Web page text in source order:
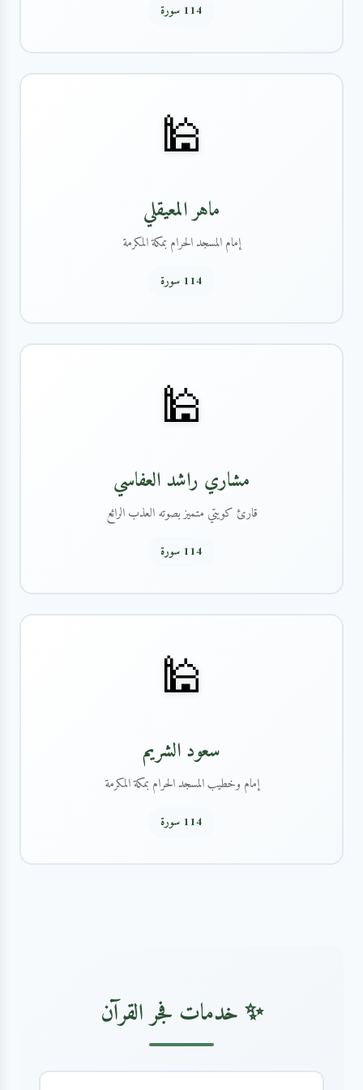
114 سورة
🕌
ماهر المعيقلي
إمام المسجد الحرام بمكة المكرمة
114 سورة
🕌
مشاري راشد العفاسي
قارئ كويتي متميز بصوته العذب الرائع
114 سورة
🕌
سعود الشريم
إمام وخطيب المسجد الحرام بمكة المكرمة
114 سورة
✨ خدمات فجر القرآن